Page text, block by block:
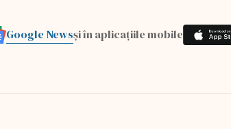
Google Newsși în aplicațiile mobile